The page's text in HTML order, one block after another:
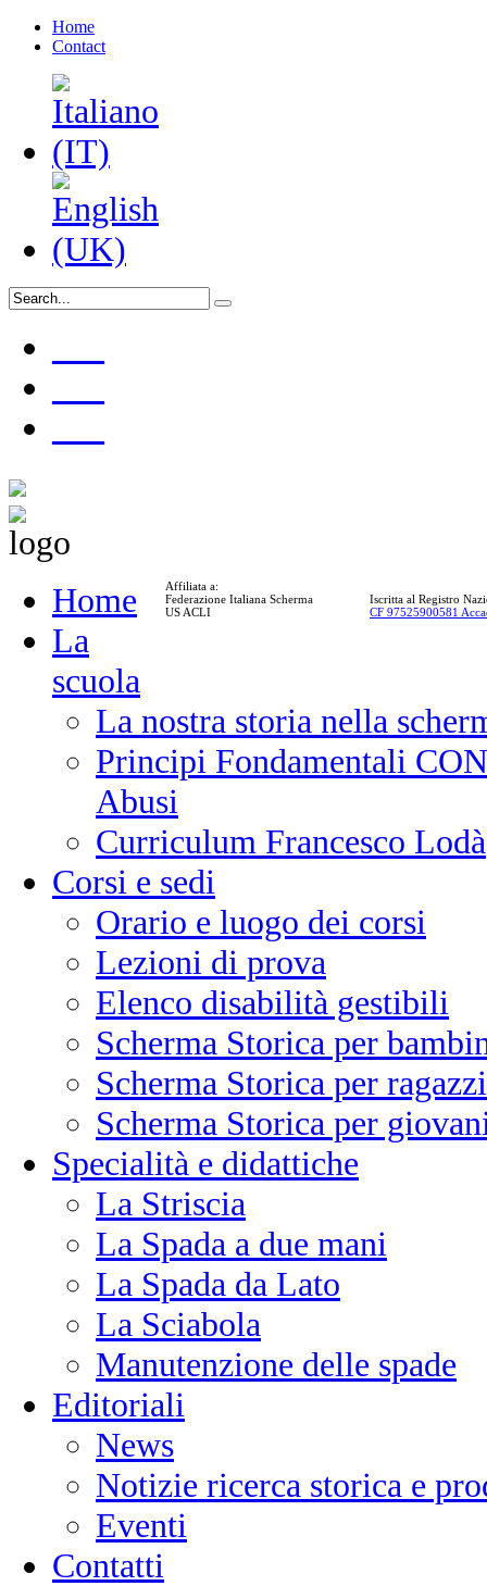
Home
Contact
Affiliata a:
Federazione Italiana Scherma
US ACLI
Iscritta al Registro
CF 97525900581
Home
La
scuola
La nostra storia nella
Principi Fondamentali
Abusi
Curriculum Francesco Lodà
Corsi e sedi
Orario e luogo dei corsi
Lezioni di prova
Elenco disabilità gestibili
Scherma Storica per
Scherma Storica per ragazzi
Scherma Storica per
Specialità e didattiche
La Striscia
La Spada a due mani
La Spada da Lato
La Sciabola
Manutenzione delle spade
Editoriali
News
Notizie ricerca storica e
Eventi
Contatti